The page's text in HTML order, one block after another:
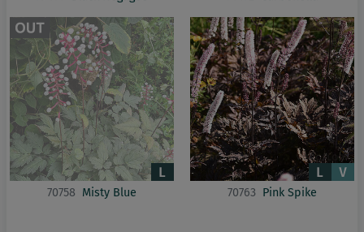
70758 Misty Blue 70763 Pink Spike